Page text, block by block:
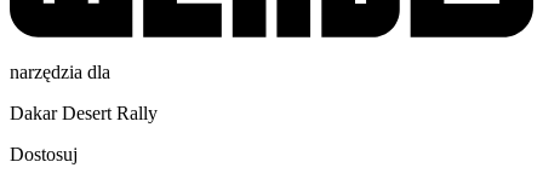
narzędzia dla
Dakar Desert Rally
Dostosuj